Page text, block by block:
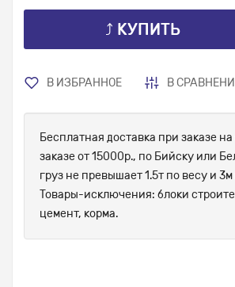
⤴ КУПИТЬ
В ИЗБРАННОЕ В
Бесплатная доставка при заказе
заказе от 15000р., по Бийску или
груз не превышает 1.5т по весу и
Товары-исключения: блоки
цемент, корма.